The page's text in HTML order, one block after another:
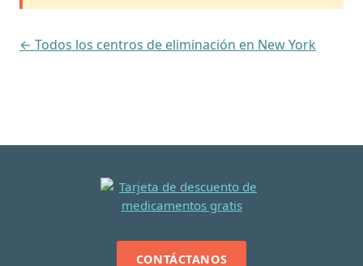
← Todos los centros de eliminación en New York
CONTÁCTANOS